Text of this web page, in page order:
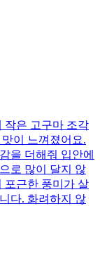
작은 고구마 조각
이 느껴졌어요.
을 더해줘 입안에
로 많이 달지 않
포근한 풍미가 살
다. 화려하지 않